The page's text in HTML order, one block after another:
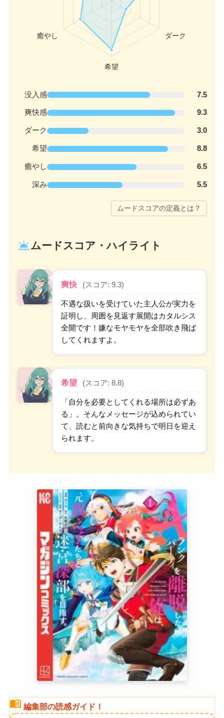
没入感 7.5
爽快感 9.3
ダーク 3.0
希望 8.8
癒やし 6.5
深み 5.5
ムードスコアの定義とは？
wb_twilightムードスコア・ハイライト
爽快 (スコア: 9.3)
不遇な扱いを受けていた主人公が実力を
証明し、周囲を見返す展開はカタルシス
全開です！嫌なモヤモヤを全部吹き飛ば
してくれますよ。
希望 (スコア: 8.8)
「自分を必要としてくれる場所は必ずあ
る」。そんなメッセージが込められてい
て、読むと前向きな気持ちで明日を迎え
られます。
menu_book 編集部の読感ガイド！